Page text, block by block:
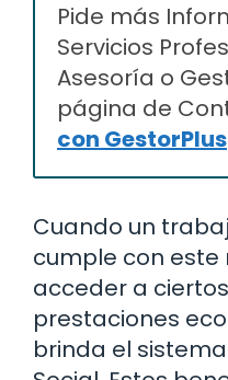
Pide más
Servicios
Asesoría o
página de
con GestorPlus
Cuando un
cumple con este
acceder a
prestaciones
brinda el